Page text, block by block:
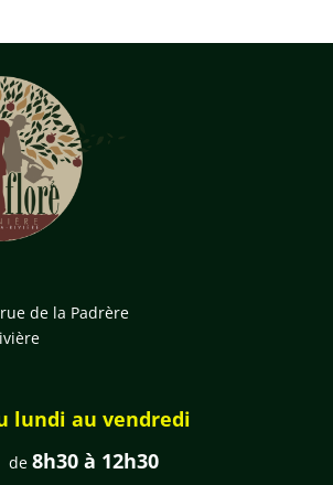
de la Padrère
lundi au vendredi
de 8h30 à 12h30